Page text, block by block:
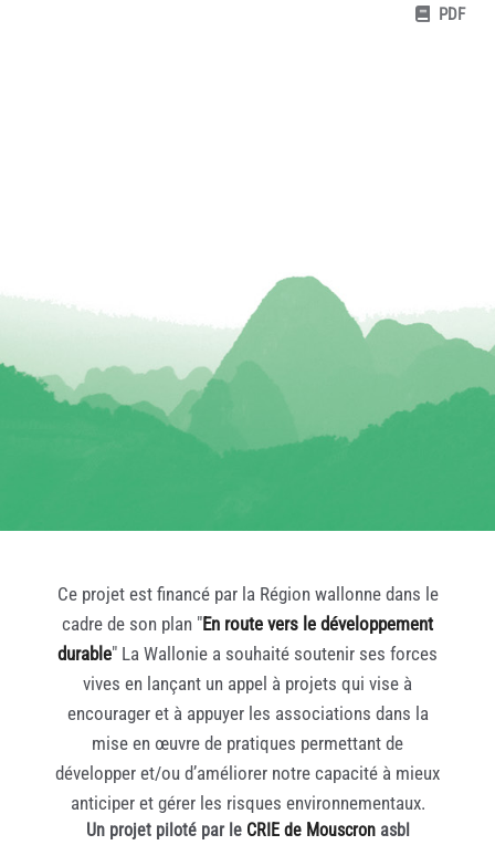
PDF
Ce projet est financé par la Région wallonne dans le
cadre de son plan "En route vers le développement
durable" La Wallonie a souhaité soutenir ses forces
vives en lançant un appel à projets qui vise à
encourager et à appuyer les associations dans la
mise en œuvre de pratiques permettant de
développer et/ou d’améliorer notre capacité à mieux
anticiper et gérer les risques environnementaux.
Un projet piloté par le CRIE de Mouscronasbl